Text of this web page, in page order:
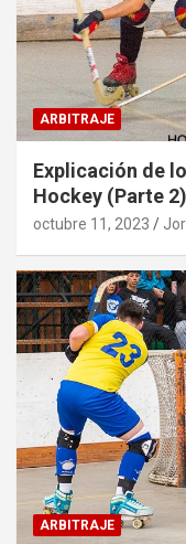
ARBITRAJE
Explicación de
Hockey (Parte 2)
octubre 11, 2023
ARBITRAJE